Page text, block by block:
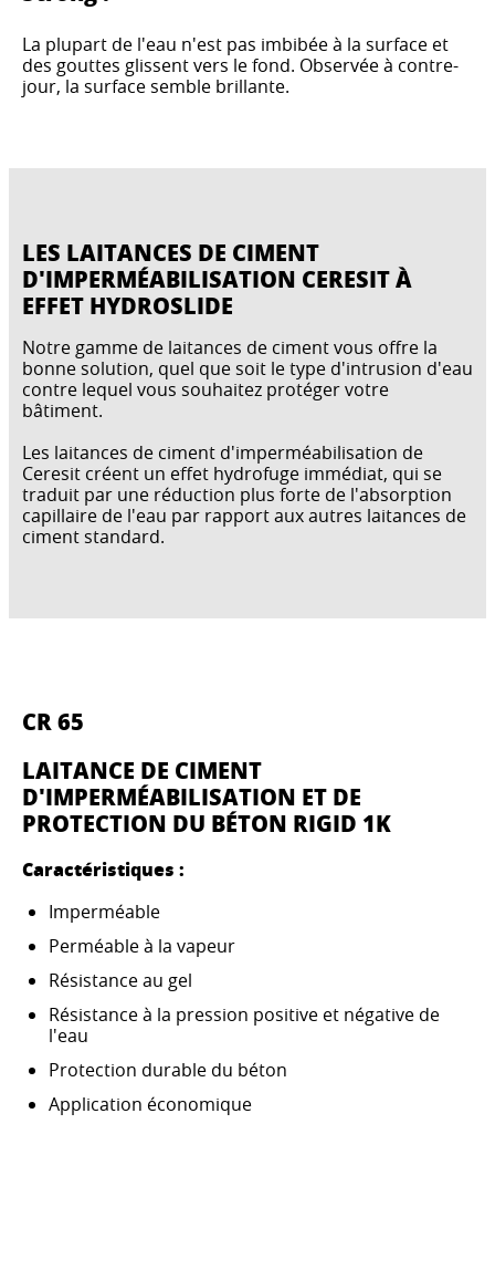
La plupart de l'eau n'est pas imbibée à la surface et
des gouttes glissent vers le fond. Observée à contre-
jour, la surface semble brillante.
LES LAITANCES DE CIMENT
D'IMPERMÉABILISATION CERESIT À
EFFET HYDROSLIDE
Notre gamme de laitances de ciment vous offre la
bonne solution, quel que soit le type d'intrusion d'eau
contre lequel vous souhaitez protéger votre
bâtiment.
Les laitances de ciment d'imperméabilisation de
Ceresit créent un effet hydrofuge immédiat, qui se
traduit par une réduction plus forte de l'absorption
capillaire de l'eau par rapport aux autres laitances de
ciment standard.
CR 65
LAITANCE DE CIMENT
D'IMPERMÉABILISATION ET DE
PROTECTION DU BÉTON RIGID 1K
Caractéristiques :
Imperméable
Perméable à la vapeur
Résistance au gel
Résistance à la pression positive et négative de
l'eau
Protection durable du béton
Application économique